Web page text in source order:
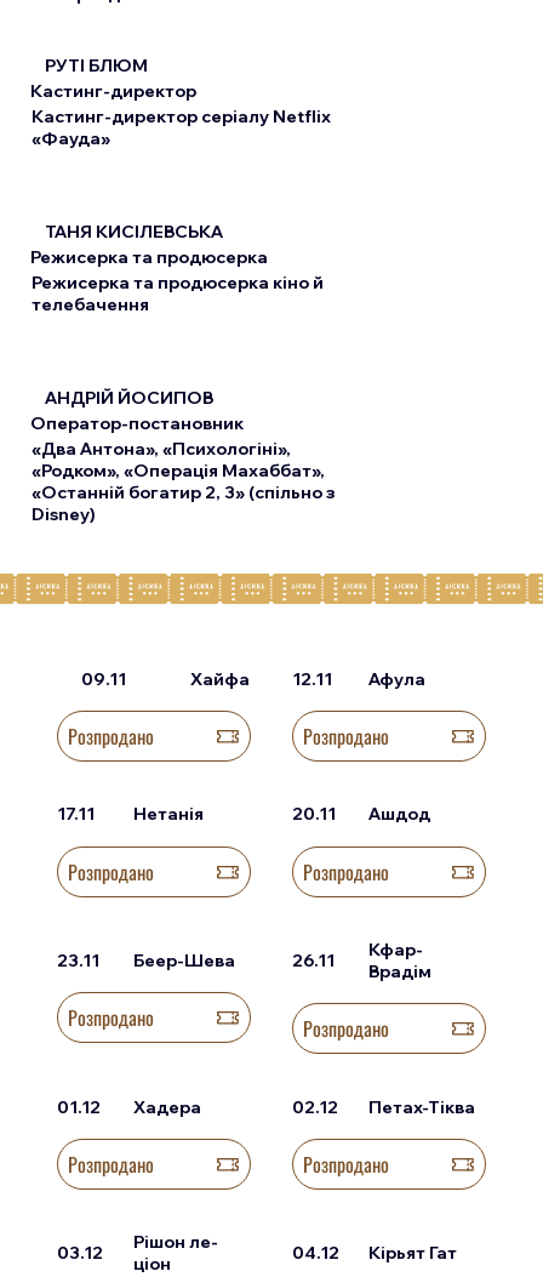
РУТІ БЛЮМ
Кастинг-директор
Кастинг-директор серіалу Netflix
«Фауда»
ТАНЯ КИСІЛЕВСЬКА
Режисерка та продюсерка
Режисерка та продюсерка кіно й
телебачення
АНДРІЙ ЙОСИПОВ
Оператор-постановник
«Два Антона», «Психологіні»,
«Родком», «Операція Махаббат»,
«Останній богатир 2, 3» (спільно з
Disney)
09.11 Хайфа
Розпродано
12.11 Афула
Розпродано
17.11 Нетанія
Розпродано
20.11 Ашдод
Розпродано
23.11 Беер-Шева
Розпродано
26.11
Кфар-
Врадім
Розпродано
01.12 Хадера
Розпродано
02.12 Петах-Тіква
Розпродано
03.12
Рішон ле-
ціон
04.12 Кірьят Гат